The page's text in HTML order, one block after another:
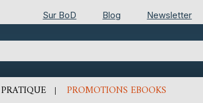
Sur BoD Blog Newsletter
PRATIQUE PROMOTIONS EBOOKS